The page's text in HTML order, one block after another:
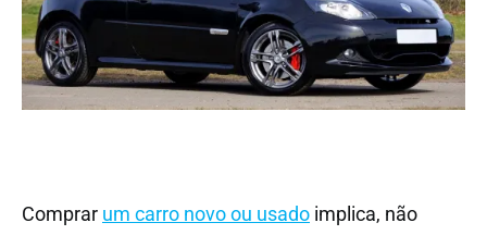
Comprar um carro novo ou usado implica, não